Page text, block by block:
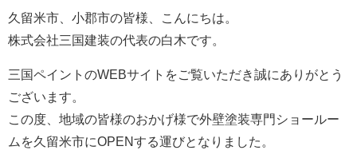
久留米市、小郡市の皆様、こんにちは。
株式会社三国建装の代表の白木です。
三国ペイントのWEBサイトをご覧いただき誠にありがとう
ございます。
この度、地域の皆様のおかげ様で外壁塗装専門ショールー
ムを久留米市にOPENする運びとなりました。